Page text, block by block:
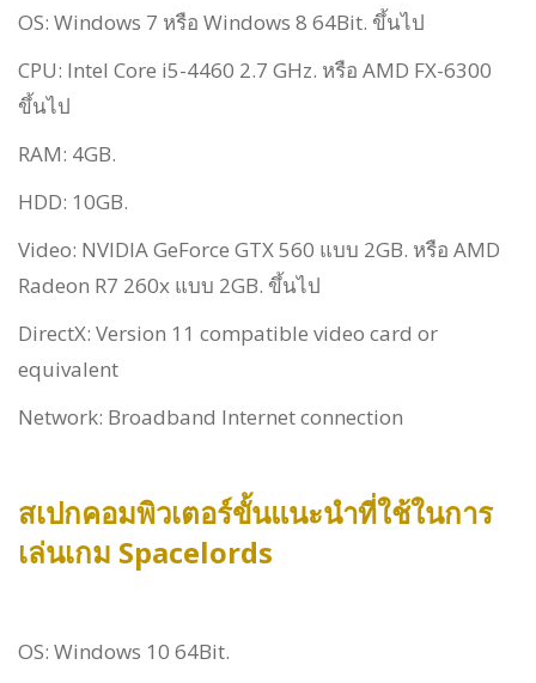
OS: Windows 7 หรือ Windows 8 64Bit. ขึ้นไป
CPU: Intel Core i5-4460 2.7 GHz. หรือ AMD FX-6300
ขึ้นไป
RAM: 4GB.
HDD: 10GB.
Video: NVIDIA GeForce GTX 560 แบบ 2GB. หรือ AMD
Radeon R7 260x แบบ 2GB. ขึ้นไป
DirectX: Version 11 compatible video card or
equivalent
Network: Broadband Internet connection
สเปกคอมพิวเตอร์ขั้นแนะนำที่ใช้ในการ
เล่นเกม Spacelords
OS: Windows 10 64Bit.